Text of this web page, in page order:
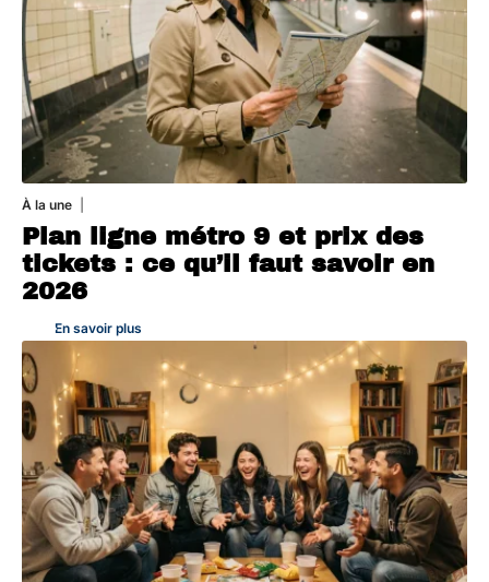
À la une
Plan ligne métro 9 et prix des
tickets : ce qu’il faut savoir en
2026
En savoir plus